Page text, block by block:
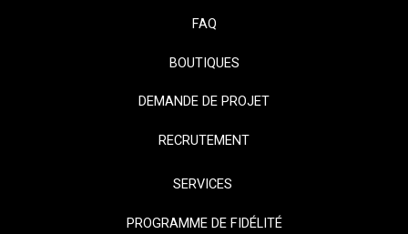
FAQ
BOUTIQUES
DEMANDE DE PROJET
RECRUTEMENT
SERVICES
PROGRAMME DE FIDÉLITÉ